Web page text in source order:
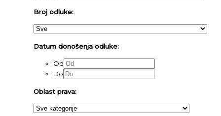
Broj odluke:
Datum donošenja odluke:
Od
Do
Oblast prava: